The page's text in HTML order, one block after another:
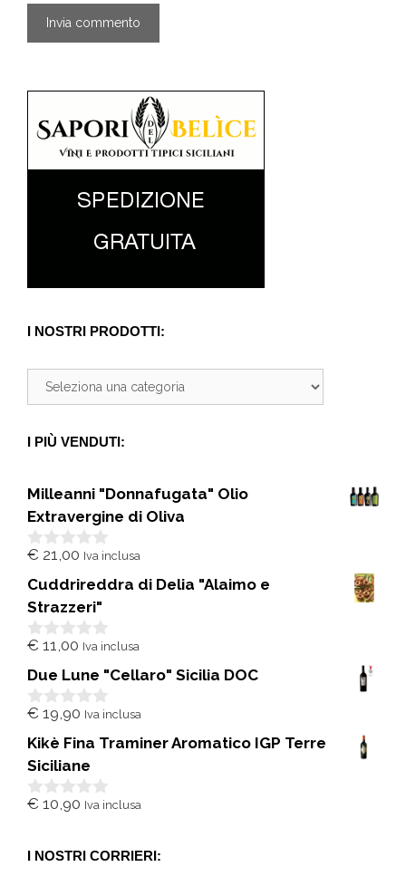
I NOSTRI PRODOTTI:
I PIÙ VENDUTI:
Milleanni "Donnafugata" Olio
Extravergine di Oliva
0
u
5
€ 21,00 Iva inclusa
Cuddrireddra di Delia "Alaimo e
Strazzeri"
0
u
5
€ 11,00 Iva inclusa
Due Lune "Cellaro" Sicilia DOC
0
u
5
€ 19,90 Iva inclusa
Kikè Fina Traminer Aromatico IGP Terre
Siciliane
0
5
€ 10,90 Iva inclusa
I NOSTRI CORRIERI: